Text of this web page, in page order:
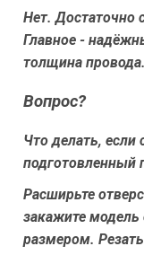
Нет. Достаточно
Главное -
толщина провода.
Вопрос?
Что делать, если
подготовленный
Расширьте
закажите
размером.